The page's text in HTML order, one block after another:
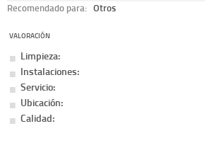
Recomendado para: Otros
VALORACIÓN
Limpieza:
Instalaciones:
Servicio:
Ubicación:
Calidad: